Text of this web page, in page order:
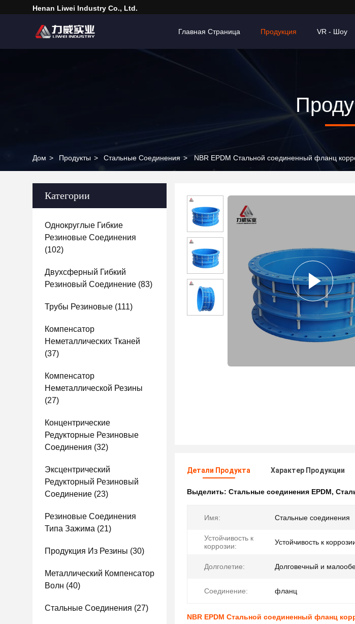
Henan Liwei Industry Co., Ltd.
Главная Страница Продукция VR - Шоу
Дом > Продукты > Стальные Соединения > NBR EPDM Стальной соединенный фланц
Категории
Однокруглые Гибкие
Резиновые Соединения
(102)
Двухсферный Гибкий
Резиновый Соединение (83)
Трубы Резиновые (111)
Компенсатор
Неметаллических Тканей
(37)
Компенсатор
Неметаллической Резины
(27)
Концентрические
Редукторные Резиновые
Соединения (32)
Эксцентрический
Редукторный Резиновый
Соединение (23)
Резиновые Соединения
Типа Зажима (21)
Продукция Из Резины (30)
Металлический Компенсатор
Волн (40)
Стальные Соединения (27)
Детали Продукта Характер Продукции
Выделить: Стальные соединения EPDM,
Имя: Стальные соединения
Устойчивость к
коррозии:
Устойчивость к
Долголетие: Долговечный и
Соединение: фланц
NBR EPDM Стальной соединенный фланц